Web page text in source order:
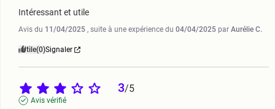
Intéressant et utile
Avis du 11/04/2025 , suite à une expérience du 04/04/2025 par Aurélie C.
Utile(0)Signaler
3/5
Avis vérifié